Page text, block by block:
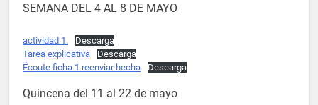
SEMANA DEL 4 AL 8 DE MAYO
actividad 1.
Descarga
Tarea explicativa
Descarga
Écoute ficha 1 reenviar hecha
Descarga
Quincena del 11 al 22 de mayo